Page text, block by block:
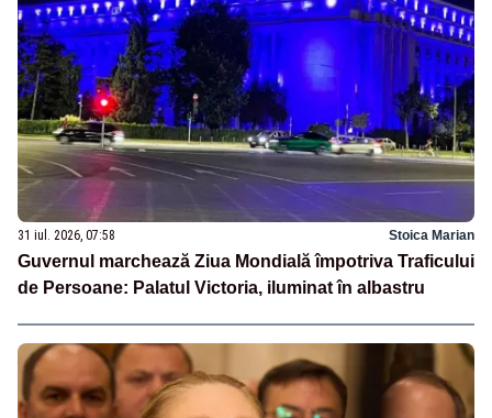
31 iul. 2026, 07:58 Stoica Marian
Guvernul marchează Ziua Mondială împotriva Traficului
de Persoane: Palatul Victoria, iluminat în albastru